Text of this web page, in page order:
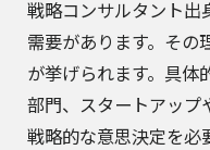
戦略コンサルタント出
需要があります。その
が挙げられます。具体
部門、スタートアップ
戦略的な意思決定を必